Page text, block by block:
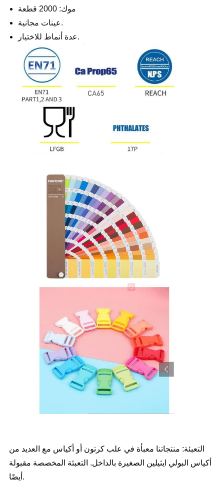
موك: 2000 قطعة
عينات مجانية.
عدة أنماط للاختيار.
التعبئة: منتجاتنا معبأة في علب كرتون أو أكياس مع العديد من
أكياس البولي ايثيلين الصغيرة بالداخل. التعبئة المخصصة مقبولة
أيضًا.